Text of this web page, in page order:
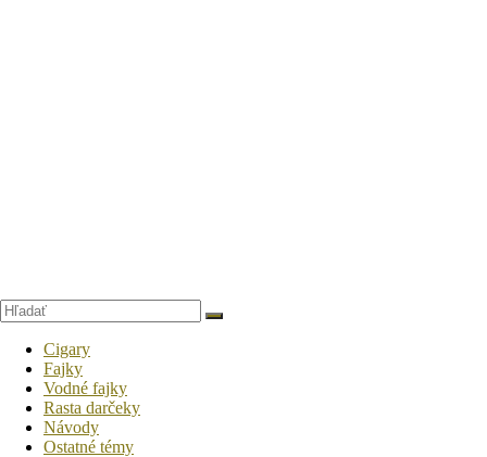
Cigary
Fajky
Vodné fajky
Rasta darčeky
Návody
Ostatné témy